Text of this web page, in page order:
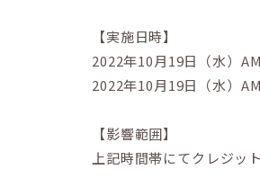
【実施日時】
2022年10月19日（水）
2022年10月19日（水）
【影響範囲】
上記時間帯にてクレジッ